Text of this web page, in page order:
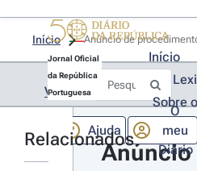
Jornal Oficial
da República
Portuguesa
Início
Sobre
Ajuda
O
meu
Diário
Início
Voltar
Relacionados
Anúncio